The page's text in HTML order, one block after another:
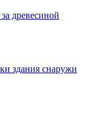
древесиной
здания снаружи